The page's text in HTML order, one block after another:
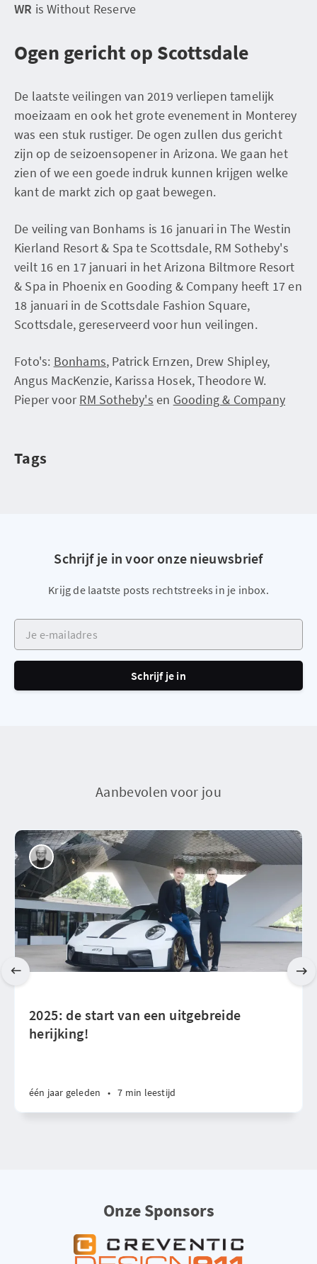
WR is Without Reserve
Ogen gericht op Scottsdale
De laatste veilingen van 2019 verliepen tamelijk
moeizaam en ook het grote evenement in Monterey
was een stuk rustiger. De ogen zullen dus gericht
zijn op de seizoensopener in Arizona. We gaan het
zien of we een goede indruk kunnen krijgen welke
kant de markt zich op gaat bewegen.
De veiling van Bonhams is 16 januari in The Westin
Kierland Resort & Spa te Scottsdale, RM Sotheby's
veilt 16 en 17 januari in het Arizona Biltmore Resort
& Spa in Phoenix en Gooding & Company heeft 17 en
18 januari in de Scottsdale Fashion Square,
Scottsdale, gereserveerd voor hun veilingen.
Foto's: Bonhams, Patrick Ernzen, Drew Shipley,
Angus MacKenzie, Karissa Hosek, Theodore W.
Pieper voorRM Sotheby's en Gooding & Company
Tags
Schrijf je in voor onze nieuwsbrief
Krijg de laatste posts rechtstreeks in je inbox.
Je e-mailadres
Schrijf je in
Aanbevolen voor jou
2025: de start van een uitgebreide
herijking!
één jaar geleden • 7 min leestijd
Onze Sponsors